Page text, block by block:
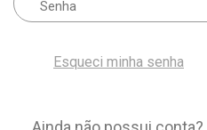
Esqueci minha senha